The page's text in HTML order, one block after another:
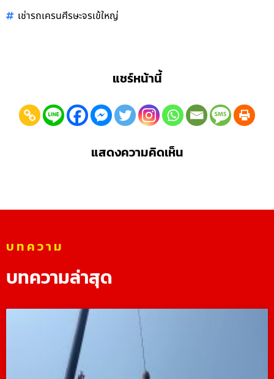
เช่ารถเครนศีรษะจรเข้ใหญ่
แชร์หน้านี้
แสดงความคิดเห็น
บทความ
บทความล่าสุด